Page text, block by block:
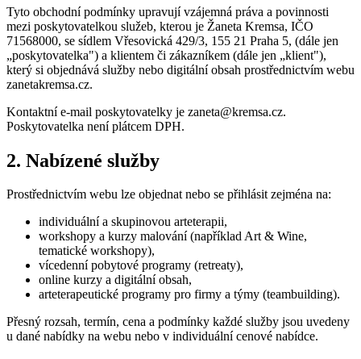
Tyto obchodní podmínky upravují vzájemná práva a povinnosti
mezi poskytovatelkou služeb, kterou je Žaneta Kremsa, IČO
71568000, se sídlem Vřesovická 429/3, 155 21 Praha 5, (dále jen
„poskytovatelka") a klientem či zákazníkem (dále jen „klient"),
který si objednává služby nebo digitální obsah prostřednictvím webu
zanetakremsa.cz.
Kontaktní e-mail poskytovatelky je zaneta@kremsa.cz.
Poskytovatelka není plátcem DPH.
2. Nabízené služby
Prostřednictvím webu lze objednat nebo se přihlásit zejména na:
individuální a skupinovou arteterapii,
workshopy a kurzy malování (například Art & Wine,
tematické workshopy),
vícedenní pobytové programy (retreaty),
online kurzy a digitální obsah,
arteterapeutické programy pro firmy a týmy (teambuilding).
Přesný rozsah, termín, cena a podmínky každé služby jsou uvedeny
u dané nabídky na webu nebo v individuální cenové nabídce.